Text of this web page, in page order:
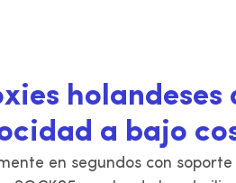
holandeses
a bajo
en segundos con